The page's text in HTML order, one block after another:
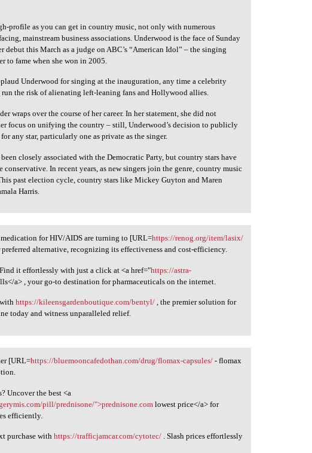
profile as you can get in country music, not only with numerous
mainstream business associations. Underwood is the face of Sunday
debut this March as a judge on ABC’s “American Idol” – the singing
to fame when she won in 2005.
Underwood for singing at the inauguration, any time a celebrity
the risk of alienating left-leaning fans and Hollywood allies.
wraps over the course of her career. In her statement, she did not
focus on unifying the country – still, Underwood’s decision to publicly
any star, particularly one as private as the singer.
closely associated with the Democratic Party, but country stars have
conservative. In recent years, as new singers join the genre, country music
past election cycle, country stars like Mickey Guyton and Maren
Harris.
for HIV/AIDS are turning to [URL=https://renog.org/item/lasix/
alternative, recognizing its effectiveness and cost-efficiency.
it effortlessly with just a click at <a href="https://astra-
a> , your go-to destination for pharmaceuticals on the internet.
withhttps://kileensgardenboutique.com/bentyl/ , the premier solution for
today and witness unparalleled relief.
[URL=https://bluemooncafedothan.com/drug/flomax-capsules/ - flomax
Uncover the best <a
pill/prednisone/">prednisone.com lowest price</a> for
efficiently.
purchase withhttps://trafficjamcar.com/cytotec/ . Slash prices effortlessly